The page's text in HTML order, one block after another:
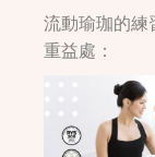
流動瑜珈的練
重益處：